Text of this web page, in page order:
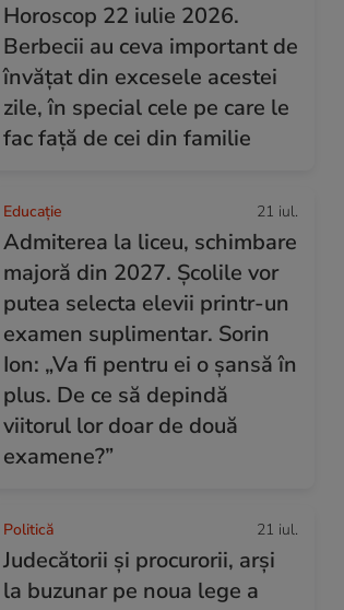
Horoscop 22 iulie 2026.
Berbecii au ceva important de
învățat din excesele acestei
zile, în special cele pe care le
fac față de cei din familie
Educație 21 iul.
Admiterea la liceu, schimbare
majoră din 2027. Școlile vor
putea selecta elevii printr-un
examen suplimentar. Sorin
Ion: „Va fi pentru ei o șansă în
plus. De ce să depindă
viitorul lor doar de două
examene?”
Politică 21 iul.
Judecătorii și procurorii, arși
la buzunar pe noua lege a